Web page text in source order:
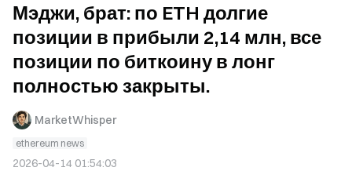
Мэджи, брат: по ETH долгие
позиции в прибыли 2,14 млн, все
позиции по биткоину в лонг
полностью закрыты.
MarketWhisper
ethereum news
2026-04-14 01:54:03